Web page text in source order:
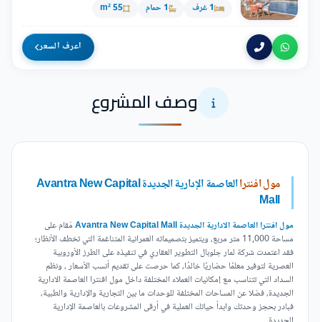
1 غرف 1 حمام 55 m²
اعرف السعر
وصف المشروع
مول افنترا
العاصمة الإدارية الجديدة Avantra New Capital
Mall
مول افنترا العاصمة الادارية الجديدة Avantra New Capital Mall
مُقام على
مساحة 11,000 متر مربع، ويتميز بتصميماته العمرانية المتناغمة التي تخطف الأنظار؛
فقد اعتمدت شركة لمار جلوبال التطوير العقاري في تنفيذه على الطرز الأوروبية
العصرية لتوفير معلمًا حضاريًا خالدًا، كما حرصت على تقديم أنسب الأسعار ، ونظم
السداد التي تتناسب مع إمكانيات العملاء المختلفة داخل مول افنترا العاصمة الادارية
الجديدة، فضلا عن المساحات المختلفة للوحدات ما بين التجارية والإدارية والطبية،
فبادر بحجز وحدتك وابدأ حياتك العملية في أرقى المشروعات بالعاصمة الإدارية